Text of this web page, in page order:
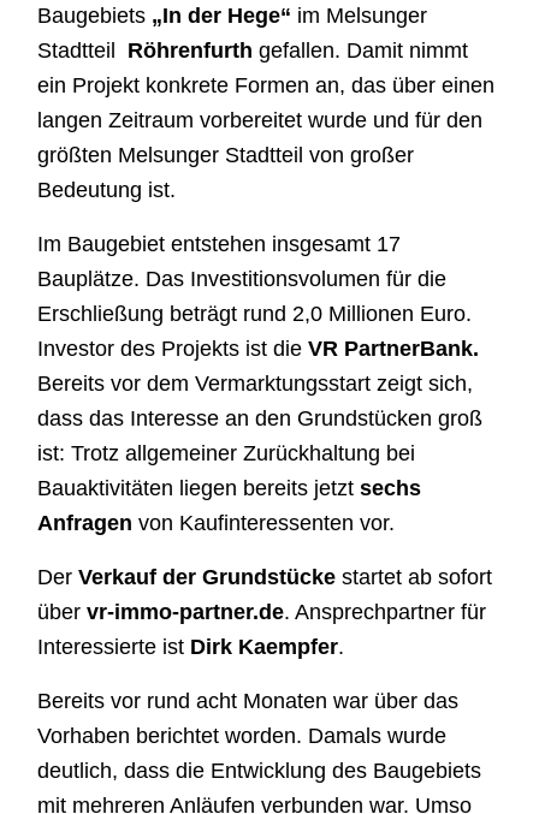
Baugebiets „In der Hege“ im Melsunger
Stadtteil Röhrenfurth gefallen. Damit nimmt
ein Projekt konkrete Formen an, das über einen
langen Zeitraum vorbereitet wurde und für den
größten Melsunger Stadtteil von großer
Bedeutung ist.
Im Baugebiet entstehen insgesamt 17
Bauplätze. Das Investitionsvolumen für die
Erschließung beträgt rund 2,0 Millionen Euro.
Investor des Projekts ist dieVR PartnerBank.
Bereits vor dem Vermarktungsstart zeigt sich,
dass das Interesse an den Grundstücken groß
ist: Trotz allgemeiner Zurückhaltung bei
Bauaktivitäten liegen bereits jetztsechs
Anfragen von Kaufinteressenten vor.
DerVerkauf der Grundstücke startet ab sofort
übervr-immo-partner.de. Ansprechpartner für
Interessierte ist Dirk Kaempfer.
Bereits vor rund acht Monaten war über das
Vorhaben berichtet worden. Damals wurde
deutlich, dass die Entwicklung des Baugebiets
mit mehreren Anläufen verbunden war. Umso